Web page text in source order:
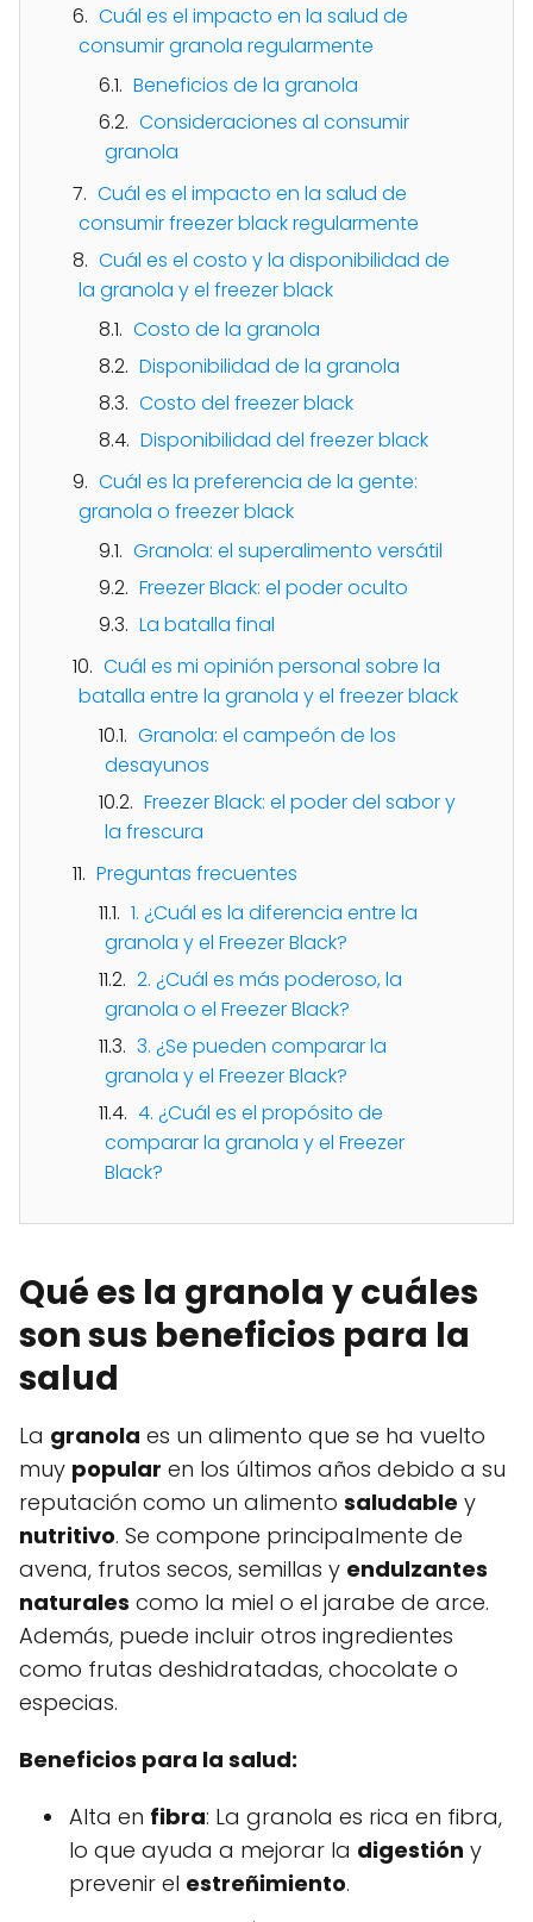
Cuál es el impacto en la salud de
consumir granola regularmente
Beneficios de la granola
Consideraciones al consumir
granola
Cuál es el impacto en la salud de
consumir freezer black regularmente
Cuál es el costo y la disponibilidad de
la granola y el freezer black
Costo de la granola
Disponibilidad de la granola
Costo del freezer black
Disponibilidad del freezer black
Cuál es la preferencia de la gente:
granola o freezer black
Granola: el superalimento versátil
Freezer Black: el poder oculto
La batalla final
Cuál es mi opinión personal sobre la
batalla entre la granola y el freezer black
Granola: el campeón de los
desayunos
Freezer Black: el poder del sabor y
la frescura
Preguntas frecuentes
1. ¿Cuál es la diferencia entre la
granola y el Freezer Black?
2. ¿Cuál es más poderoso, la
granola o el Freezer Black?
3. ¿Se pueden comparar la
granola y el Freezer Black?
4. ¿Cuál es el propósito de
comparar la granola y el Freezer
Black?
Qué es la granola y cuáles
son sus beneficios para la
salud
La granola es un alimento que se ha vuelto
muy popular en los últimos años debido a su
reputación como un alimento saludable y
nutritivo. Se compone principalmente de
avena, frutos secos, semillas y endulzantes
naturales como la miel o el jarabe de arce.
Además, puede incluir otros ingredientes
como frutas deshidratadas, chocolate o
especias.
Beneficios para la salud:
Alta en fibra: La granola es rica en fibra,
lo que ayuda a mejorar la digestión y
prevenir el estreñimiento.